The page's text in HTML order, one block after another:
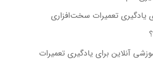
یادگیری تعمیرات سخت‌افزاری
آنلاین برای یادگیری تعمیرات